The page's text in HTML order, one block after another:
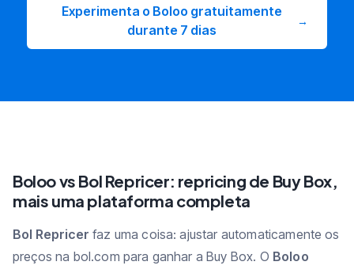
Experimenta o Boloo gratuitamente
durante 7 dias
→
Boloo vs Bol Repricer: repricing de Buy Box,
mais uma plataforma completa
Bol Repricer faz uma coisa: ajustar automaticamente os
preços na bol.com para ganhar a Buy Box. O Boloo